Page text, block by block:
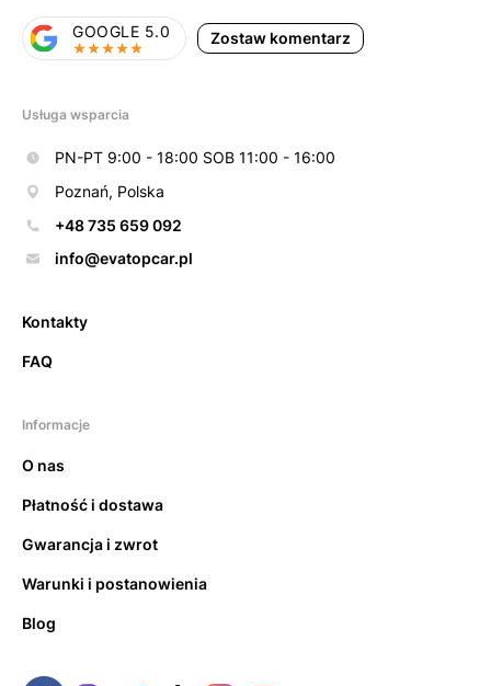
Zostaw komentarz
GOOGLE 5.0
Usługa wsparcia
PN-PT 9:00 - 18:00 SOB 11:00 - 16:00
Poznań, Polska
+48 735 659 092
info@evatopcar.pl
Kontakty
FAQ
Informacje
O nas
Płatność i dostawa
Gwarancja i zwrot
Warunki i postanowienia
Blog